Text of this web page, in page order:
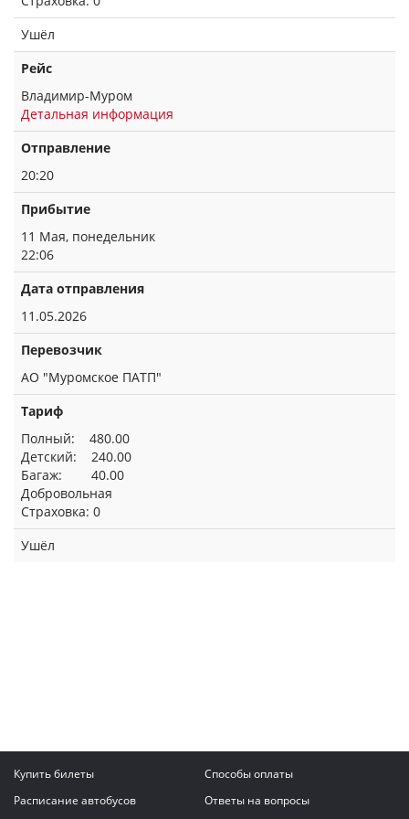
Ушёл
Рейс
Владимир-Муром
Детальная информация
Отправление
20:20
Прибытие
11 Мая, понедельник
22:06
Дата отправления
11.05.2026
Перевозчик
АО "Муромское ПАТП"
Тариф
Полный: 480.00
Детский: 240.00
Багаж: 40.00
Добровольная
Страховка: 0
Ушёл
Купить билеты
Способы оплаты
Расписание автобусов
Ответы на вопросы